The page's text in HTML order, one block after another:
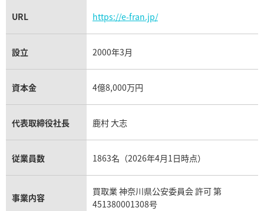
URL https://e-fran.jp/
設立 2000年3月
資本金 4億8,000万円
代表取締役社長 鹿村 大志
従業員数 1863名（2026年4月1日時点）
事業内容
買取業 神奈川県公安委員会 許可 第
451380001308号